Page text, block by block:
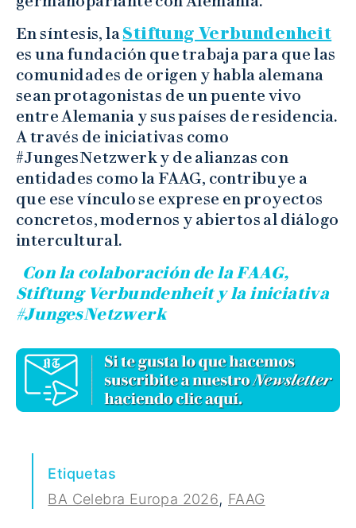
En síntesis, laStiftung Verbundenheit
es una fundación que trabaja para que las
comunidades de origen y habla alemana
sean protagonistas de un puente vivo
entre Alemania y sus países de residencia.
A través de iniciativas como
#JungesNetzwerk y de alianzas con
entidades como la FAAG, contribuye a
que ese vínculo se exprese en proyectos
concretos, modernos y abiertos al diálogo
intercultural.
Con la colaboración de la FAAG,
Stiftung Verbundenheit y la iniciativa
#JungesNetzwerk
Etiquetas
BA Celebra Europa 2026, FAAG